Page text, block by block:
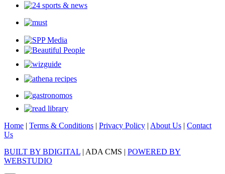
Home | Terms & Conditions | Privacy Policy | About Us | Contact
Us
BUILT BY BDIGITAL | ADA CMS | POWERED BY
WEBSTUDIO